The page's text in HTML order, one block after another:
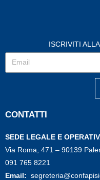
ISCRIVITI
CONTATTI
SEDE LEGALE E
Via Roma, 471 – 90139
091 765 8221
Email: